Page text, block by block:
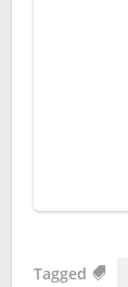
Tagged